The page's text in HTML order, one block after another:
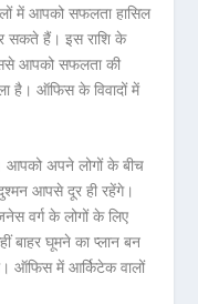
में आपको सफलता हासिल
सकते हैं। इस राशि के
आपको सफलता की
है। ऑफिस के विवादों में
आपको अपने लोगों के बीच
आपसे दूर ही रहेंगे।
वर्ग के लोगों के लिए
बाहर घूमने का प्लान बन
ऑफिस में आर्किटेक वालों